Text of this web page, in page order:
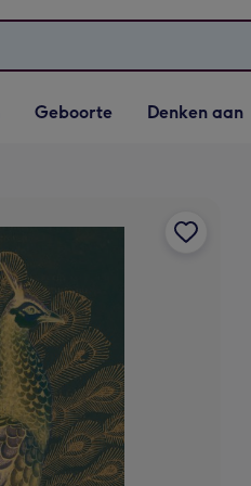
Vervolgkeuzelijst
Geboorte openen
Geboorte
Vervolgkeuzelijst
Denken aan openen
Denken aan